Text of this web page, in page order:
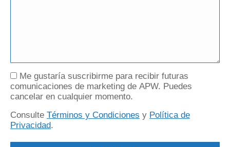
Autorización
Me gustaría suscribirme para recibir futuras
comunicaciones de marketing de APW. Puedes
cancelar en cualquier momento.
Consulte Términos y Condiciones y Política de
Privacidad.